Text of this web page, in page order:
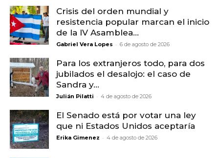
Crisis del orden mundial y
resistencia popular marcan el inicio
de la IV Asamblea...
Gabriel Vera Lopes - 6 de agosto de 2026
Para los extranjeros todo, para dos
jubilados el desalojo: el caso de
Sandra y...
Julián Pilatti - 4 de agosto de 2026
El Senado está por votar una ley
que ni Estados Unidos aceptaría
Erika Gimenez - 4 de agosto de 2026